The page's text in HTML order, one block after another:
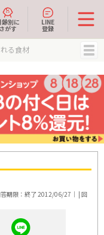
齢別に
さがす
LINE
登録
る食材
答期限：終了 2012/06/27｜ | 回